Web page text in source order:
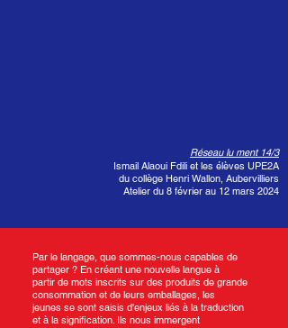
Réseau lu ment 14/3
Ismail Alaoui Fdili et les élèves UPE2A
du collège Henri Wallon, Aubervilliers
Atelier du 8 février au 12 mars 2024
Par le langage, que sommes-nous capables de
partager ? En créant une nouvelle langue à
partir de mots inscrits sur des produits de grande
consommation et de leurs emballages, les
jeunes se sont saisis d'enjeux liés à la traduction
et à la signification. Ils nous immergent